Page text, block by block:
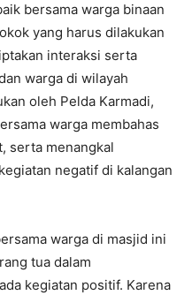
bersama warga binaan
yang harus dilakukan
interaksi serta
warga di wilayah
oleh Pelda Karmadi,
warga membahas
serta menangkal
negatif di kalangan
warga di masjid ini
tua dalam
kegiatan positif. Karena